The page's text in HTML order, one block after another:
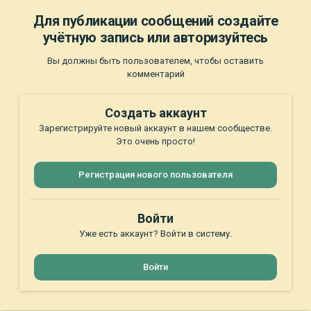
Для публикации сообщений создайте
учётную запись или авторизуйтесь
Вы должны быть пользователем, чтобы оставить
комментарий
Создать аккаунт
Зарегистрируйте новый аккаунт в нашем сообществе.
Это очень просто!
Регистрация нового пользователя
Войти
Уже есть аккаунт? Войти в систему.
Войти